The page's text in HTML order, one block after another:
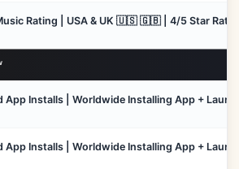
Rating | USA & UK 🇺🇸 🇬🇧 | 4/5 Star
App Installs | Worldwide Installing App +
App Installs | Worldwide Installing App +